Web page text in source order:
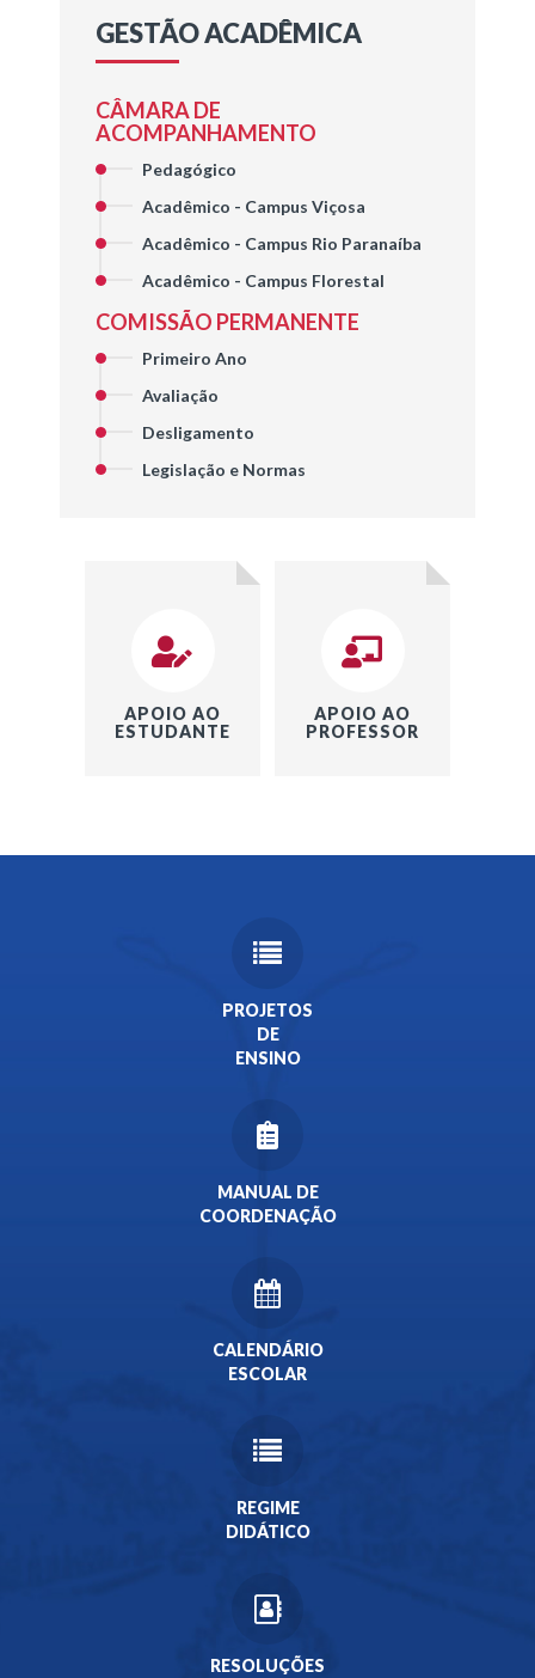
GESTÃO ACADÊMICA
CÂMARA DE
ACOMPANHAMENTO
Pedagógico
Acadêmico - Campus Viçosa
Acadêmico - Campus Rio Paranaíba
Acadêmico - Campus Florestal
COMISSÃO PERMANENTE
Primeiro Ano
Avaliação
Desligamento
Legislação e Normas
APOIO AO
ESTUDANTE
APOIO AO
PROFESSOR
PROJETOS
DE
ENSINO
MANUAL DE
COORDENAÇÃO
CALENDÁRIO
ESCOLAR
REGIME
DIDÁTICO
RESOLUÇÕES